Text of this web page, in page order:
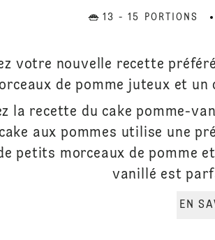
13 - 15 PORTIONS
votre nouvelle recette
de pomme juteux et
la recette du cake pomme-
aux pommes utilise une
petits morceaux de pomme
vanillé est